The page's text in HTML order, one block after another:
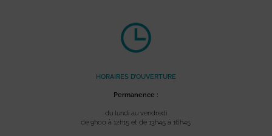
HORAIRES D’OUVERTURE
Permanence :
du lundi au vendredi
de 9h00 à 12h15 et de 13h45 à 16h45